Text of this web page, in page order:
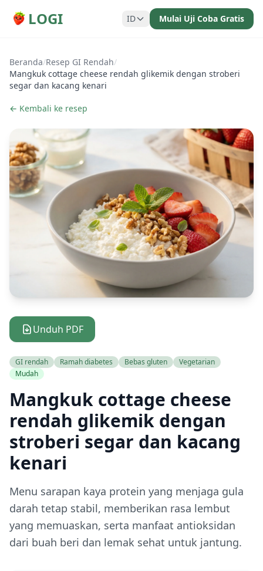
LOGI ID Mulai Uji Coba Gratis
Beranda/Resep GI Rendah/
Mangkuk cottage cheese rendah glikemik dengan stroberi
segar dan kacang kenari
← Kembali ke resep
Unduh PDF
GI rendah Ramah diabetes Bebas gluten
Vegetarian
Mudah
Mangkuk cottage cheese
rendah glikemik dengan
stroberi segar dan kacang
kenari
Menu sarapan kaya protein yang menjaga gula
darah tetap stabil, memberikan rasa lembut
yang memuaskan, serta manfaat antioksidan
dari buah beri dan lemak sehat untuk jantung.